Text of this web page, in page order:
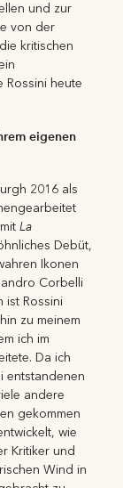
und zur
von der
kritischen
heute
eigenen
2016 als
mitLa
Debüt,
Ikonen
Corbelli
ist Rossini
zu meinem
ich im
Da ich
entstandenen
andere
gekommen
wie
Kritiker und
Wind in